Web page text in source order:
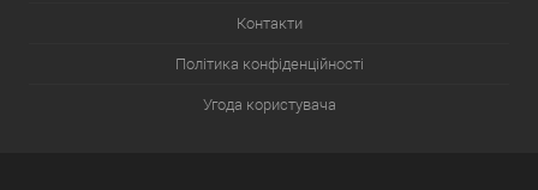
Контакти
Політика конфіденційності
Угода користувача